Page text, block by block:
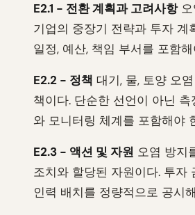
E2.1 - 전환 계획과 고려사항오
기업의 중장기 전략과 투자 계
일정, 예산, 책임 부서를 포함
E2.2 - 정책 대기, 물, 토양 오
책이다. 단순한 선언이 아닌
와 모니터링 체계를 포함해야
E2.3 - 액션 및 자원 오염 방지
조치와 할당된 자원이다. 투자
인력 배치를 정량적으로 공시